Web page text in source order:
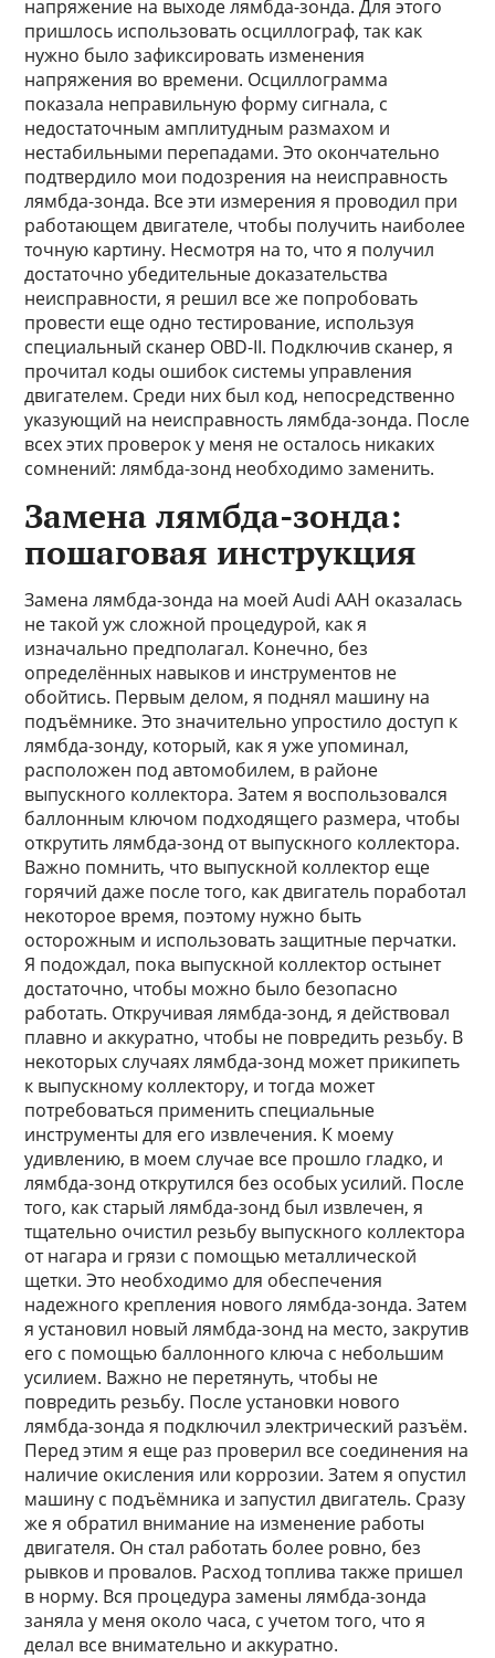
напряжение на выходе лямбда-зонда. Для этого
пришлось использовать осциллограф, так как
нужно было зафиксировать изменения
напряжения во времени. Осциллограмма
показала неправильную форму сигнала, с
недостаточным амплитудным размахом и
нестабильными перепадами. Это окончательно
подтвердило мои подозрения на неисправность
лямбда-зонда. Все эти измерения я проводил при
работающем двигателе, чтобы получить наиболее
точную картину. Несмотря на то, что я получил
достаточно убедительные доказательства
неисправности, я решил все же попробовать
провести еще одно тестирование, используя
специальный сканер OBD-II. Подключив сканер, я
прочитал коды ошибок системы управления
двигателем. Среди них был код, непосредственно
указующий на неисправность лямбда-зонда. После
всех этих проверок у меня не осталось никаких
сомнений: лямбда-зонд необходимо заменить.
Замена лямбда-зонда:
пошаговая инструкция
Замена лямбда-зонда на моей Audi AAH оказалась
не такой уж сложной процедурой, как я
изначально предполагал. Конечно, без
определённых навыков и инструментов не
обойтись. Первым делом, я поднял машину на
подъёмнике. Это значительно упростило доступ к
лямбда-зонду, который, как я уже упоминал,
расположен под автомобилем, в районе
выпускного коллектора. Затем я воспользовался
баллонным ключом подходящего размера, чтобы
открутить лямбда-зонд от выпускного коллектора.
Важно помнить, что выпускной коллектор еще
горячий даже после того, как двигатель поработал
некоторое время, поэтому нужно быть
осторожным и использовать защитные перчатки.
Я подождал, пока выпускной коллектор остынет
достаточно, чтобы можно было безопасно
работать. Откручивая лямбда-зонд, я действовал
плавно и аккуратно, чтобы не повредить резьбу. В
некоторых случаях лямбда-зонд может прикипеть
к выпускному коллектору, и тогда может
потребоваться применить специальные
инструменты для его извлечения. К моему
удивлению, в моем случае все прошло гладко, и
лямбда-зонд открутился без особых усилий. После
того, как старый лямбда-зонд был извлечен, я
тщательно очистил резьбу выпускного коллектора
от нагара и грязи с помощью металлической
щетки. Это необходимо для обеспечения
надежного крепления нового лямбда-зонда. Затем
я установил новый лямбда-зонд на место, закрутив
его с помощью баллонного ключа с небольшим
усилием. Важно не перетянуть, чтобы не
повредить резьбу. После установки нового
лямбда-зонда я подключил электрический разъём.
Перед этим я еще раз проверил все соединения на
наличие окисления или коррозии. Затем я опустил
машину с подъёмника и запустил двигатель. Сразу
же я обратил внимание на изменение работы
двигателя. Он стал работать более ровно, без
рывков и провалов. Расход топлива также пришел
в норму. Вся процедура замены лямбда-зонда
заняла у меня около часа, с учетом того, что я
делал все внимательно и аккуратно.